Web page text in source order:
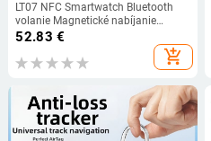
LT07 NFC Smartwatch Bluetooth
volanie Magnetické nabíjanie
Inteligentné hodinky pre mužov a
ženy IP67 Vodotesné 2-palcový
displej PK iwo 13 W27 W37
52.83 €
add_shopping_cart